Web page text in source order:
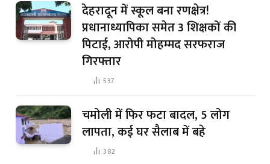
देहरादून में स्कूल बना रणक्षेत्र!
प्रधानाध्यापिका समेत 3 शिक्षकों की
पिटाई, आरोपी मोहम्मद सरफराज
गिरफ्तार
537
चमोली में फिर फटा बादल, 5 लोग
लापता, कई घर सैलाब में बहे
382